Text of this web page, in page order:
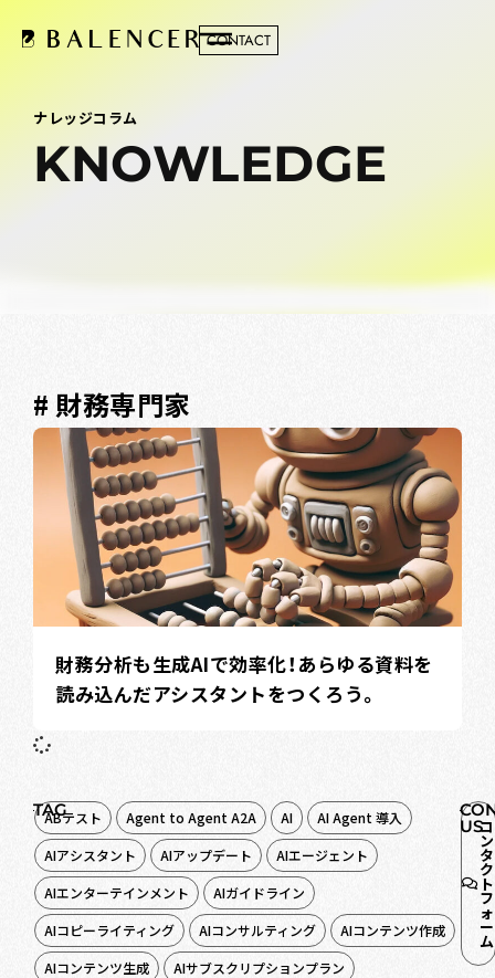
CONTACT
ナレッジコラム
KNOWLEDGE
# 財務専門家
財務分析も生成AIで効率化！あらゆる資料を
読み込んだアシスタントをつくろう。
TAG
ABテスト Agent to Agent A2A AI
AI Agent 導入
AIアシスタント
AIアップデート
AIエージェント
AIエンターテインメント
AIガイドライン
AIコピーライティング
AIコンサルティング
AIコンテンツ作成
AIコンテンツ生成
AIサブスクリプションプラン
USコ
ン
タ
ク
ト
フ
ォ
ー
ム